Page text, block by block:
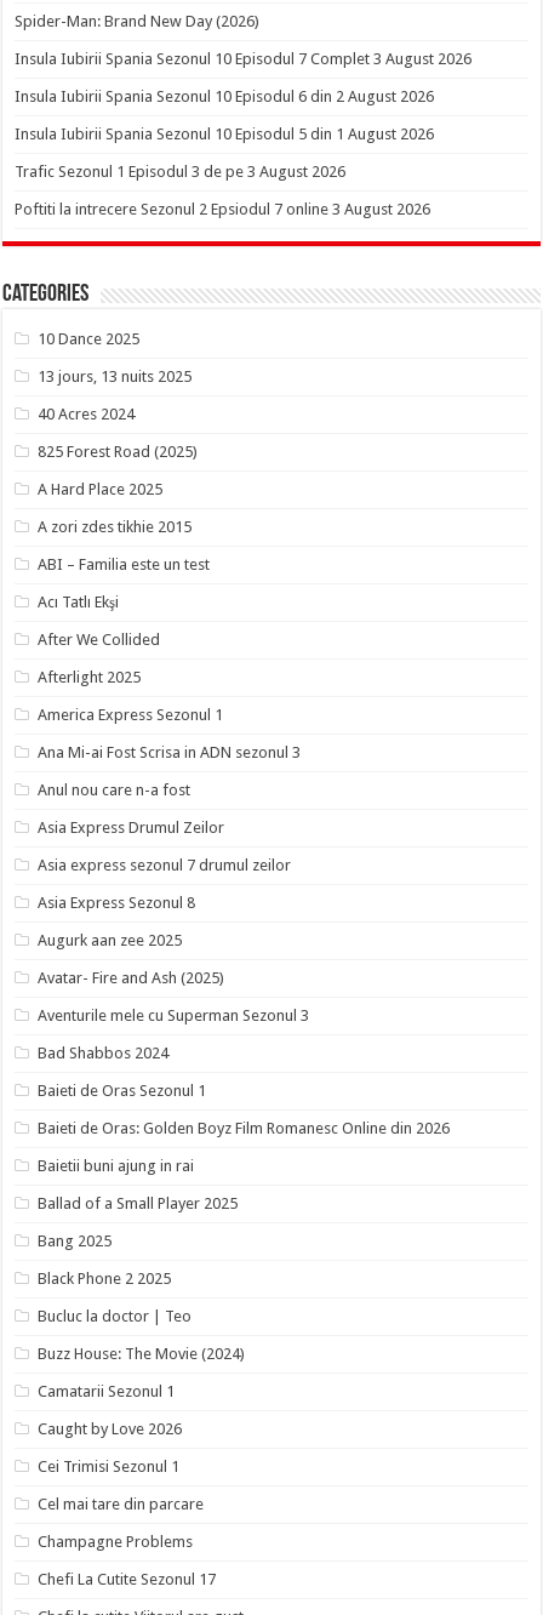
Spider-Man: Brand New Day (2026)
Insula Iubirii Spania Sezonul 10 Episodul 7 Complet 3 August 2026
Insula Iubirii Spania Sezonul 10 Episodul 6 din 2 August 2026
Insula Iubirii Spania Sezonul 10 Episodul 5 din 1 August 2026
Trafic Sezonul 1 Episodul 3 de pe 3 August 2026
Poftiti la intrecere Sezonul 2 Epsiodul 7 online 3 August 2026
Categories
10 Dance 2025
13 jours, 13 nuits 2025
40 Acres 2024
825 Forest Road (2025)
A Hard Place 2025
A zori zdes tikhie 2015
ABI – Familia este un test
Acı Tatlı Ekşi
After We Collided
Afterlight 2025
America Express Sezonul 1
Ana Mi-ai Fost Scrisa in ADN sezonul 3
Anul nou care n-a fost
Asia Express Drumul Zeilor
Asia express sezonul 7 drumul zeilor
Asia Express Sezonul 8
Augurk aan zee 2025
Avatar- Fire and Ash (2025)
Aventurile mele cu Superman Sezonul 3
Bad Shabbos 2024
Baieti de Oras Sezonul 1
Baieti de Oras: Golden Boyz Film Romanesc Online din 2026
Baietii buni ajung in rai
Ballad of a Small Player 2025
Bang 2025
Black Phone 2 2025
Bucluc la doctor | Teo
Buzz House: The Movie (2024)
Camatarii Sezonul 1
Caught by Love 2026
Cei Trimisi Sezonul 1
Cel mai tare din parcare
Champagne Problems
Chefi La Cutite Sezonul 17